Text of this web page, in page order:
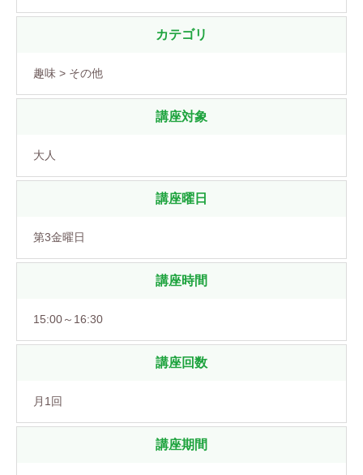
カテゴリ
趣味 > その他
講座対象
大人
講座曜日
第3金曜日
講座時間
15:00～16:30
講座回数
月1回
講座期間